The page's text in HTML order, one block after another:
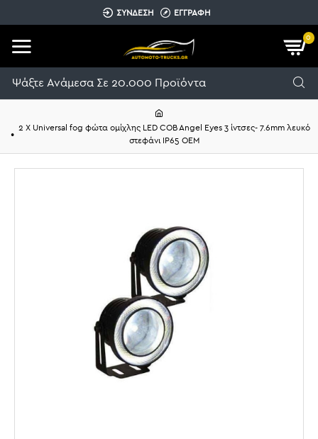
ΣΥΝΔΕΣΗ ΕΓΓΡΑΦΗ
0
2 Χ Universal fog φώτα ομίχλης LED COB Angel Eyes 3 ίντσες- 7.6mm λευκό
στεφάνι IP65 OEM